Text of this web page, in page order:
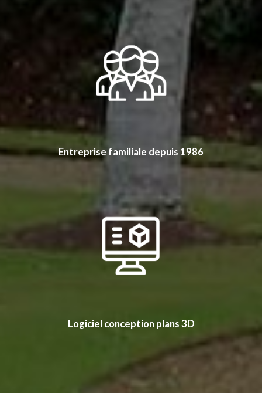
Entreprise familiale depuis 1986
Logiciel conception plans 3D